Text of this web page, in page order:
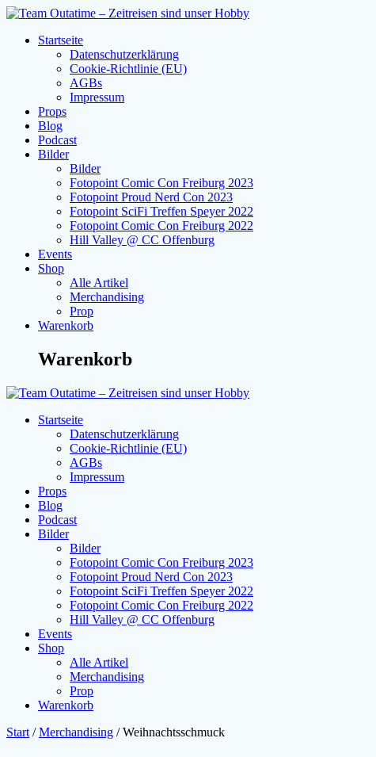
Zum
springenStartseite
Datenschutzerklärung
Cookie-Richtlinie (EU)
AGBs
Impressum
Props
Blog
Podcast
Bilder
Bilder
Fotopoint Comic Con Freiburg 2023
Fotopoint Proud Nerd Con 2023
Fotopoint SciFi Treffen Speyer 2022
Fotopoint Comic Con Freiburg 2022
Hill Valley @ CC Offenburg
Events
Shop
Alle Artikel
Merchandising
Prop
Warenkorb
Warenkorb
Startseite
Datenschutzerklärung
Cookie-Richtlinie (EU)
AGBs
Impressum
Props
Blog
Podcast
Bilder
Bilder
Fotopoint Comic Con Freiburg 2023
Fotopoint Proud Nerd Con 2023
Fotopoint SciFi Treffen Speyer 2022
Fotopoint Comic Con Freiburg 2022
Hill Valley @ CC Offenburg
Events
Shop
Alle Artikel
Merchandising
Prop
Warenkorb
Start /Merchandising / Weihnachtsschmuck